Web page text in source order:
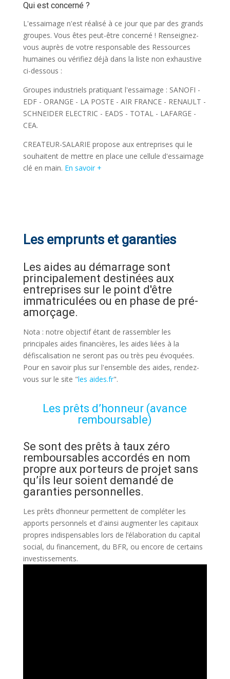
Qui est concerné ?
L'essaimage n'est réalisé à ce jour que par des grands
groupes. Vous êtes peut-être concerné ! Renseignez-
vous auprès de votre responsable des Ressources
humaines ou vérifiez déjà dans la liste non exhaustive
ci-dessous :
Groupes industriels pratiquant l'essaimage : SANOFI -
EDF - ORANGE - LA POSTE - AIR FRANCE - RENAULT -
SCHNEIDER ELECTRIC - EADS - TOTAL - LAFARGE -
CEA.
CREATEUR-SALARIE propose aux entreprises qui le
souhaitent de mettre en place une cellule d'essaimage
clé en main. En savoir +
Les emprunts et garanties
Les aides au démarrage sont
principalement destinées aux
entreprises sur le point d'être
immatriculées ou en phase de pré-
amorçage.
Nota : notre objectif étant de rassembler les
principales aides financières, les aides liées à la
défiscalisation ne seront pas ou très peu évoquées.
Pour en savoir plus sur l'ensemble des aides, rendez-
vous sur le site "les aides.fr".
Les prêts d’honneur (avance
remboursable)
Se sont des prêts à taux zéro
remboursables accordés en nom
propre aux porteurs de projet sans
qu’ils leur soient demandé de
garanties personnelles.
Les prêts d’honneur permettent de compléter les
apports personnels et d'ainsi augmenter les capitaux
propres indispensables lors de l’élaboration du capital
social, du financement, du BFR, ou encore de certains
investissements.